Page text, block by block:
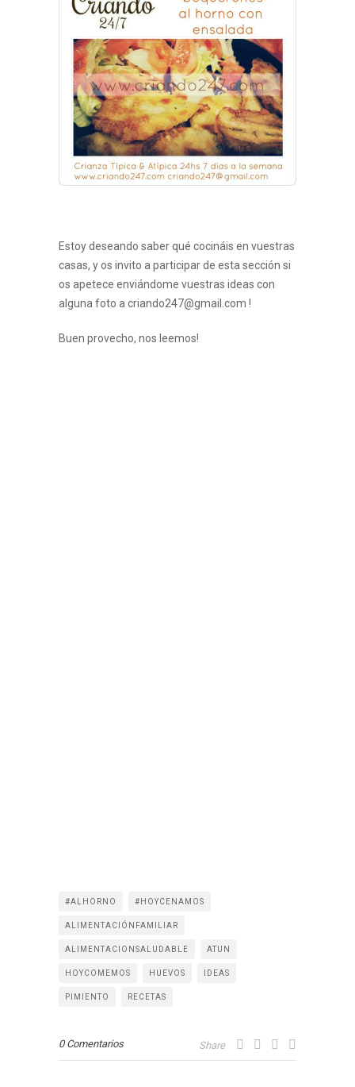
Estoy deseando saber qué cocináis en vuestras
casas, y os invito a participar de esta sección si
os apetece enviándome vuestras ideas con
alguna foto a criando247@gmail.com !
Buen provecho, nos leemos!
#ALHORNO #HOYCENAMOS
ALIMENTACIÓNFAMILIAR
ALIMENTACIONSALUDABLE ATUN
HOYCOMEMOS HUEVOS IDEAS
PIMIENTO RECETAS
0 Comentarios Share